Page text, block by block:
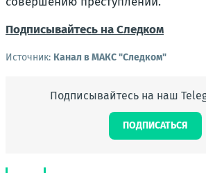
Подписывайтесь на Следком
Источник: Канал в МАКС "Следком"
Подписывайтесь на наш
ПОДПИСАТЬСЯ